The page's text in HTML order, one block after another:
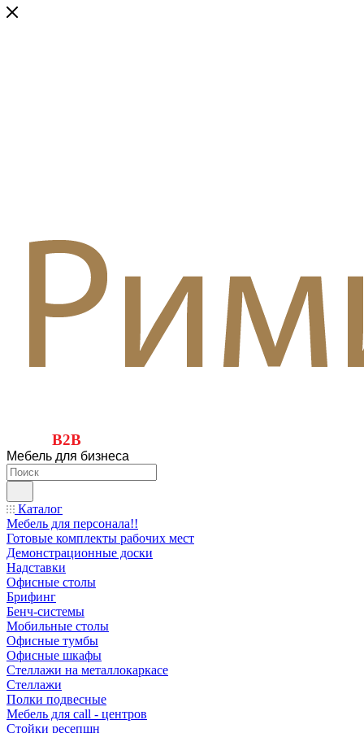
B2B
Мебель для бизнеса
Каталог
Мебель для персонала!!
Готовые комплекты рабочих мест
Демонстрационные доски
Надставки
Офисные столы
Брифинг
Бенч-системы
Мобильные столы
Офисные тумбы
Офисные шкафы
Стеллажи на металлокаркасе
Стеллажи
Полки подвесные
Мебель для call - центров
Стойки ресепшн